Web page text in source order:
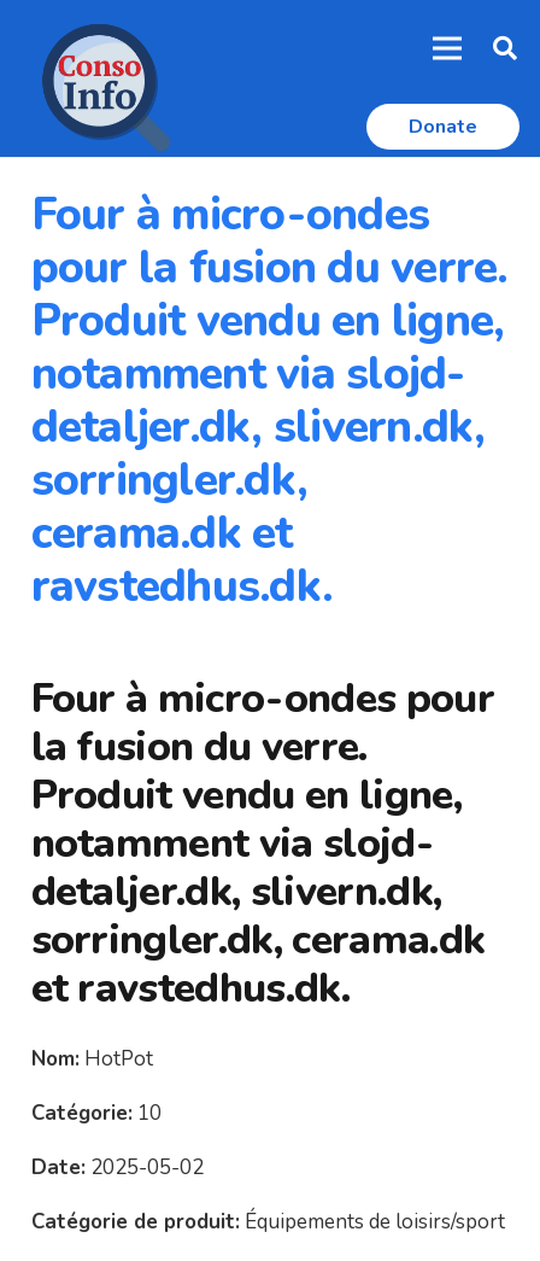
Donate
Four à micro-ondes
pour la fusion du verre.
Produit vendu en ligne,
notamment via slojd-
detaljer.dk, slivern.dk,
sorringler.dk,
cerama.dk et
ravstedhus.dk.
Four à micro-ondes pour
la fusion du verre.
Produit vendu en ligne,
notamment via slojd-
detaljer.dk, slivern.dk,
sorringler.dk, cerama.dk
et ravstedhus.dk.
Nom: HotPot
Catégorie: 10
Date: 2025-05-02
Catégorie de produit: Équipements de loisirs/sport